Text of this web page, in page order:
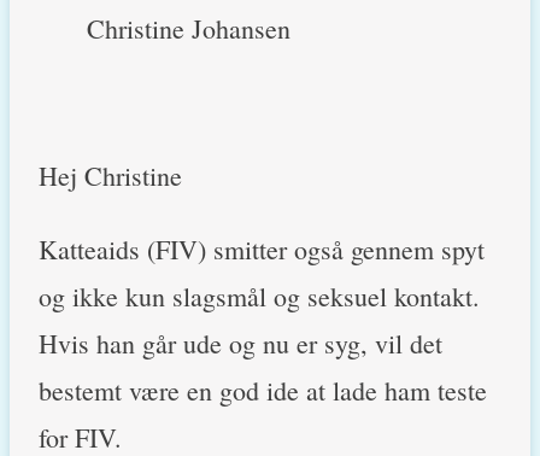
Christine Johansen
Hej Christine
Katteaids (FIV) smitter også gennem spyt
og ikke kun slagsmål og seksuel kontakt.
Hvis han går ude og nu er syg, vil det
bestemt være en god ide at lade ham teste
for FIV.